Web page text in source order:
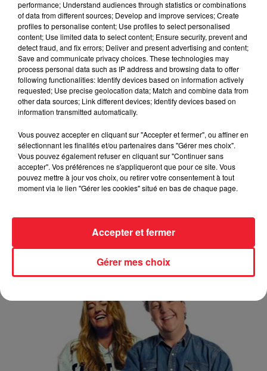
performance; Understand audiences through statistics or combinations
of data from different sources; Develop and improve services; Create
profiles to personalise content; Use profiles to select personalised
content; Use limited data to select content; Ensure security, prevent and
detect fraud, and fix errors; Deliver and present advertising and content;
Save and communicate privacy choices. These technologies may
process personal data such as IP address and browsing data to offer
following functionalities: Identify devices based on information actively
requested; Use precise geolocation data; Match and combine data from
other data sources; Link different devices; Identify devices based on
information transmitted automatically.
Vous pouvez accepter en cliquant sur "Accepter et fermer", ou affiner en
sélectionnant les finalités et/ou partenaires dans "Gérer mes choix".
Vous pouvez également refuser en cliquant sur "Continuer sans
accepter". Vos préférences ne s'appliqueront que pour ce site. Vous
pouvez mettre à jour vos choix, ou retirer votre consentement à tout
moment via le lien "Gérer les cookies" situé en bas de chaque page.
Gérer mes choix
Accepter et fermer